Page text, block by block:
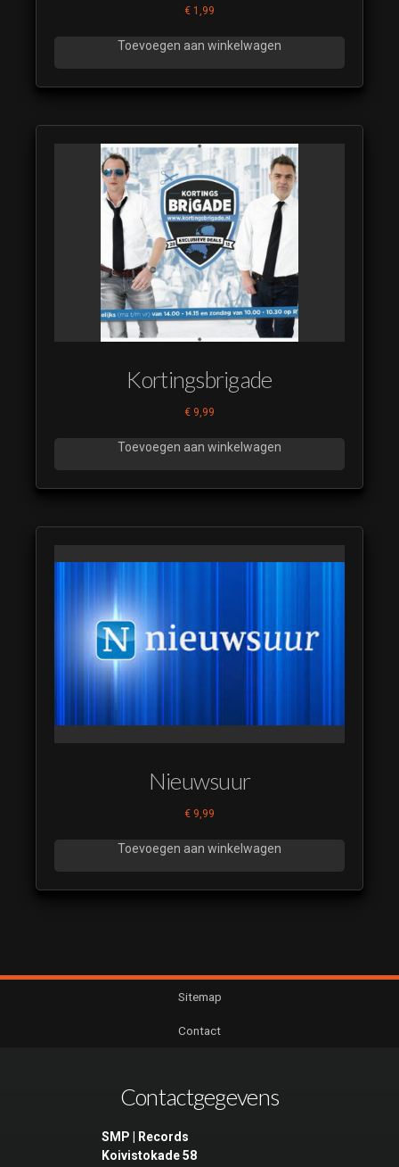
€ 1,99
Toevoegen aan winkelwagen
Kortingsbrigade
€ 9,99
Toevoegen aan winkelwagen
Nieuwsuur
€ 9,99
Toevoegen aan winkelwagen
Sitemap
Contact
Contactgegevens
SMP | Records
Koivistokade 58